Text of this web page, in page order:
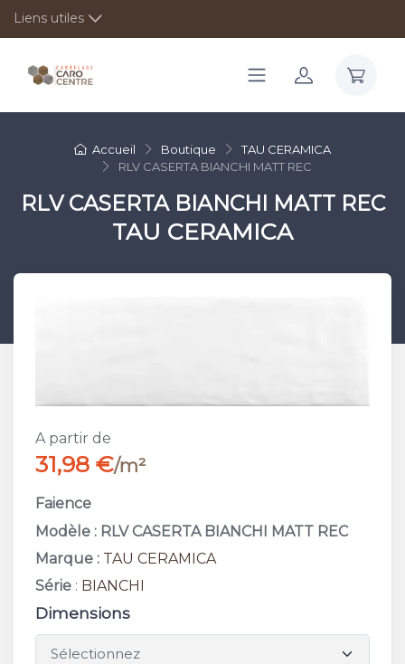
Liens utiles
Accueil Boutique
TAU CERAMICA
RLV CASERTA BIANCHI MATT REC
RLV CASERTA BIANCHI MATT REC
TAU CERAMICA
A partir de
31,98 €/m²
Faience
Modèle : RLV CASERTA BIANCHI MATT REC
Marque : TAU CERAMICA
Série : BIANCHI
Dimensions